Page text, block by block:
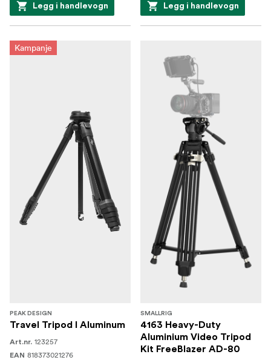
Legg i handlevogn Legg i handlevogn
Kampanje
PEAK DESIGN
Travel Tripod I Aluminum
Art.nr. 123257
EAN 818373021276
SMALLRIG
4163 Heavy-Duty
Aluminium Video Tripod
Kit FreeBlazer AD-80